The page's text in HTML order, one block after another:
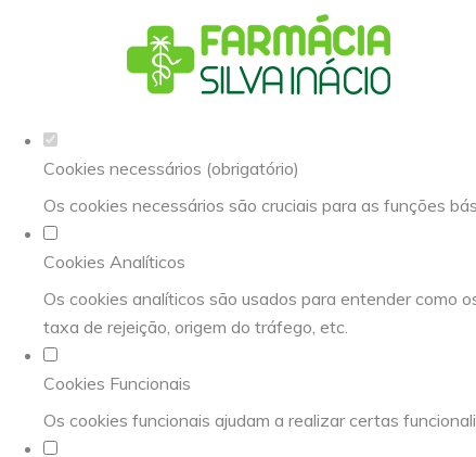
Defina as suas preferências de cookies
Este website utiliza cookies estritamente necessários,
política de privacidade e de Cookies
Cookies necessários (obrigatório)
Os cookies necessários são cruciais para as funções
Cookies Analíticos
Os cookies analíticos são usados para entender como
taxa de rejeição, origem do tráfego, etc.
Cookies Funcionais
Os cookies funcionais ajudam a realizar certas